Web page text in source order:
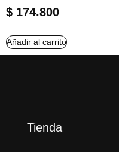
$ 174.800
Añadir al carrito
Tienda